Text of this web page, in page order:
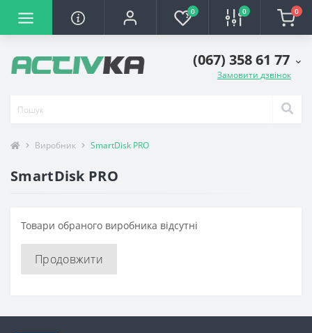
0 0 0
(067) 358 61 77
Замовити дзвінок
Виробник SmartDisk PRO
SmartDisk PRO
Товари обраного виробника відсутні
Продовжити